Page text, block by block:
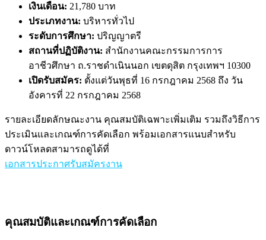
เงินเดือน: 21,780 บาท
ประเภทงาน: บริหารทั่วไป
ระดับการศึกษา: ปริญญาตรี
สถานที่ปฏิบัติงาน: สำนักงานคณะกรรมการการ
อาชีวศึกษา ถ.ราชดำเนินนอก เขตดุสิต กรุงเทพฯ 10300
เปิดรับสมัคร: ตั้งแต่วันพุธที่ 16 กรกฎาคม 2568 ถึง วัน
อังคารที่ 22 กรกฎาคม 2568
รายละเอียดลักษณะงาน คุณสมบัติเฉพาะเพิ่มเติม รวมถึงวิธีการ
ประเมินและเกณฑ์การคัดเลือก พร้อมเอกสารแนบสำหรับ
ดาวน์โหลดสามารถดูได้ที่
เอกสารประกาศรับสมัครงาน
คุณสมบัติและเกณฑ์การคัดเลือก